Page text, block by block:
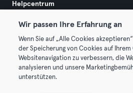
Helpcentrum
Algemene Voorwaarden
Wir passen Ihre Erfahrung an
Wenn Sie auf „Alle Cookies
der Speicherung von Cookies auf Ihrem
Websitenavigation zu verbessern, die
analysieren und unsere
unterstützen.